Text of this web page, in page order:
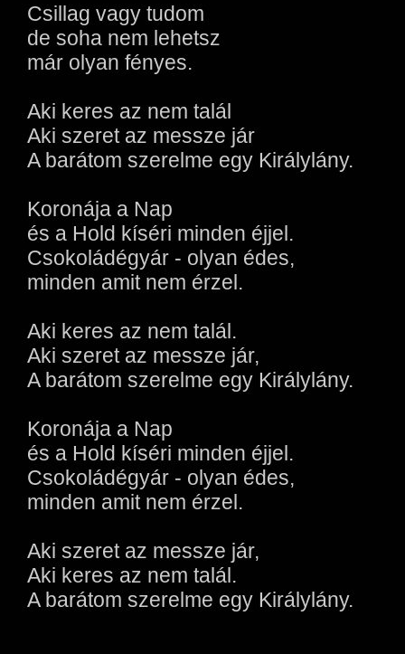
Csillag vagy tudom
de soha nem lehetsz
már olyan fényes.
Aki keres az nem talál
Aki szeret az messze jár
A barátom szerelme egy Királylány.
Koronája a Nap
és a Hold kíséri minden éjjel.
Csokoládégyár - olyan édes,
minden amit nem érzel.
Aki keres az nem talál.
Aki szeret az messze jár,
A barátom szerelme egy Királylány.
Koronája a Nap
és a Hold kíséri minden éjjel.
Csokoládégyár - olyan édes,
minden amit nem érzel.
Aki szeret az messze jár,
Aki keres az nem talál.
A barátom szerelme egy Királylány.